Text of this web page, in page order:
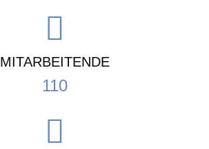
MITARBEITENDE
110